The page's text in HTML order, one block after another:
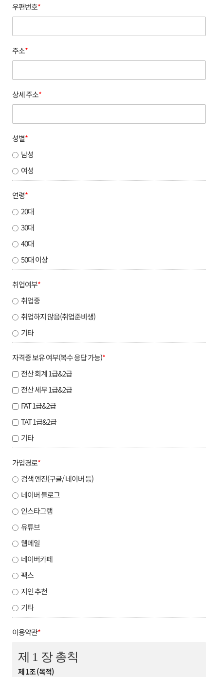
우편번호*
주소*
상세 주소*
성별*
남성
여성
연령*
20대
30대
40대
50대 이상
취업여부*
취업중
취업하지 않음(취업준비생)
기타
자격증 보유 여부(복수 응답 가능)*
전산 회계 1급&2급
전산 세무 1급&2급
FAT 1급&2급
TAT 1급&2급
기타
가입경로*
검색 엔진(구글/ 네이버 등)
네이버 블로그
인스타그램
유튜브
웹메일
네이버카페
팩스
지인 추천
기타
이용약관*
제 1 장 총칙
제 1조 (목적)